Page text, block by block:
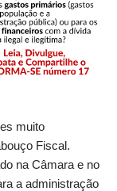
muito
Fiscal.
na Câmara e no
a administração